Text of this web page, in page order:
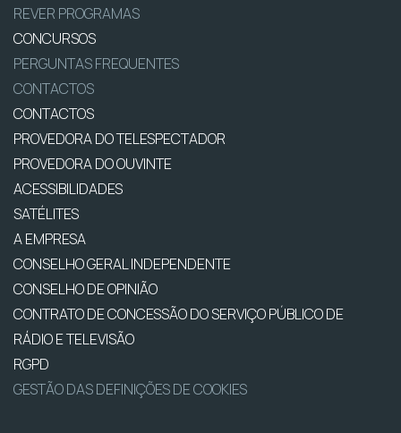
REVER PROGRAMAS
CONCURSOS
PERGUNTAS FREQUENTES
CONTACTOS
CONTACTOS
PROVEDORA DO TELESPECTADOR
PROVEDORA DO OUVINTE
ACESSIBILIDADES
SATÉLITES
A EMPRESA
CONSELHO GERAL INDEPENDENTE
CONSELHO DE OPINIÃO
CONTRATO DE CONCESSÃO DO SERVIÇO PÚBLICO DE
RÁDIO E TELEVISÃO
RGPD
GESTÃO DAS DEFINIÇÕES DE COOKIES